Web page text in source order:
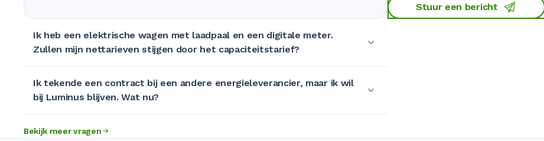
Ik heb een elektrische wagen met laadpaal en een digitale meter.
Zullen mijn nettarieven stijgen door het capaciteitstarief?
Ik tekende een contract bij een andere energieleverancier, maar ik wil
bij Luminus blijven. Wat nu?
Bekijk meer vragen
Stuur een bericht